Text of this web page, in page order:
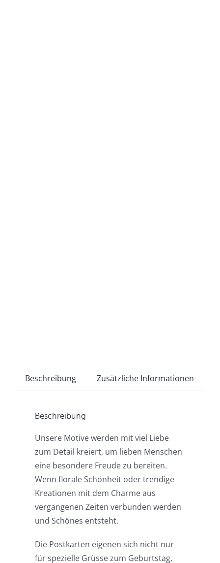
Beschreibung Zusätzliche Informationen
Beschreibung
Unsere Motive werden mit viel Liebe
zum Detail kreiert, um lieben Menschen
eine besondere Freude zu bereiten.
Wenn florale Schönheit oder trendige
Kreationen mit dem Charme aus
vergangenen Zeiten verbunden werden
und Schönes entsteht.
Die Postkarten eigenen sich nicht nur
für spezielle Grüsse zum Geburtstag,